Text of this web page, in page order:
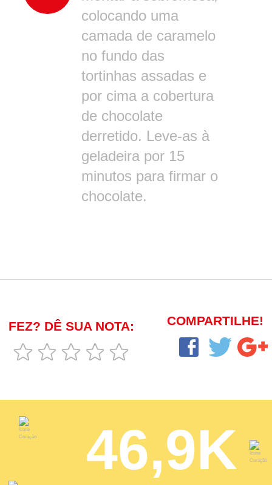
colocando uma
camada de caramelo
no fundo das
tortinhas assadas e
por cima a cobertura
de chocolate
derretido. Leve-as à
geladeira por 15
minutos para firmar o
chocolate.
FEZ? DÊ SUA NOTA: COMPARTILHE!
46,9K